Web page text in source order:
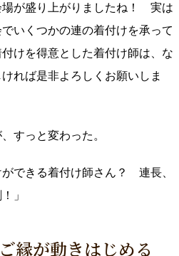
場が盛り上がりましたね！ 実は
いくつかの連の着付けを承って
けを得意とした着付け師は、な
れば是非よろしくお願いしま
すっと変わった。
できる着付け師さん？ 連長、
」
縁が動きはじめる